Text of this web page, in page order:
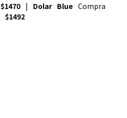
$1470 | Dolar Blue Compra
$1492